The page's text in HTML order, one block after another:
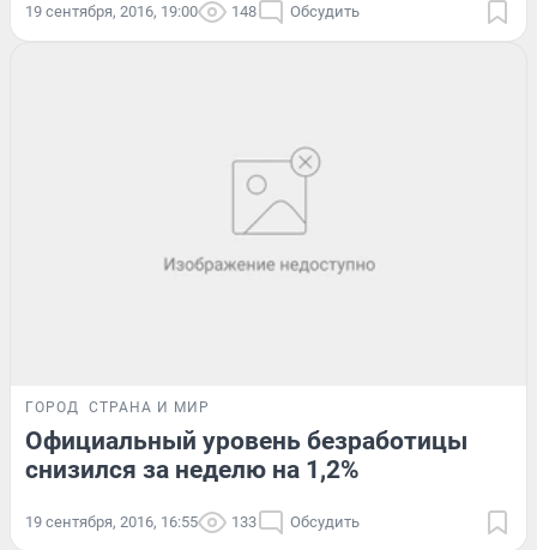
19 сентября, 2016, 19:00 148 Обсудить
ГОРОД СТРАНА И МИР
Официальный уровень безработицы
снизился за неделю на 1,2%
19 сентября, 2016, 16:55 133 Обсудить